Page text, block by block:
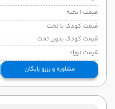
قیمت 1 تخته
قیمت کودک با تخت
قیمت کودک بدون تخت
قیمت نوزاد
مشاوره و رزرو رایگان